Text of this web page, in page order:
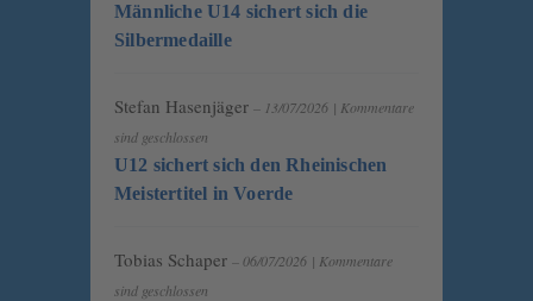
Männliche U14 sichert sich die
Silbermedaille
Stefan Hasenjäger – 13/07/2026 | Kommentare
sind geschlossen
U12 sichert sich den Rheinischen
Meistertitel in Voerde
Tobias Schaper – 06/07/2026 | Kommentare
sind geschlossen